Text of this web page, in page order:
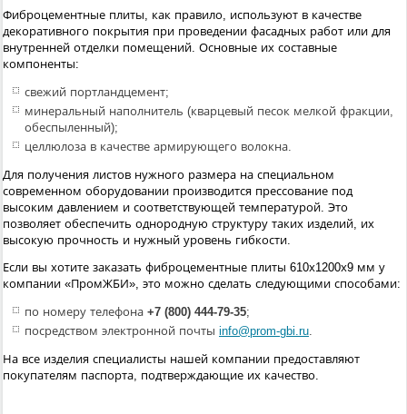
Фиброцементные плиты, как правило, используют в качестве
декоративного покрытия при проведении фасадных работ или для
внутренней отделки помещений. Основные их составные
компоненты:
свежий портландцемент;
минеральный наполнитель (кварцевый песок мелкой фракции,
обеспыленный);
целлюлоза в качестве армирующего волокна.
Для получения листов нужного размера на специальном
современном оборудовании производится прессование под
высоким давлением и соответствующей температурой. Это
позволяет обеспечить однородную структуру таких изделий, их
высокую прочность и нужный уровень гибкости.
Если вы хотите заказать фиброцементные плиты 610х1200х9 мм у
компании «ПромЖБИ», это можно сделать следующими способами:
по номеру телефона +7 (800) 444-79-35;
посредством электронной почты info@prom-gbi.ru.
На все изделия специалисты нашей компании предоставляют
покупателям паспорта, подтверждающие их качество.